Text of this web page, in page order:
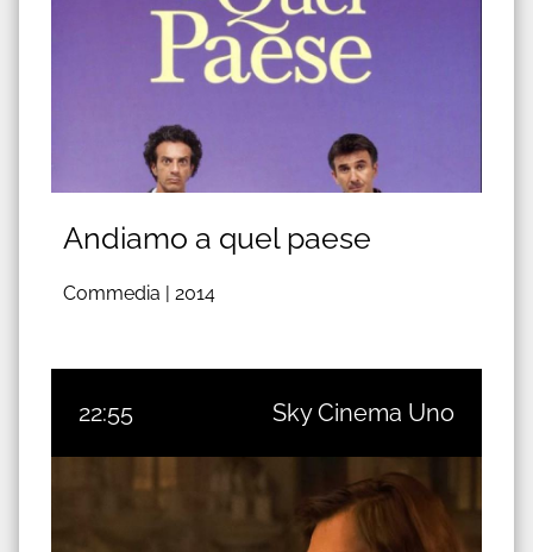
Andiamo a quel paese
Commedia | 2014
22:55 Sky Cinema Uno